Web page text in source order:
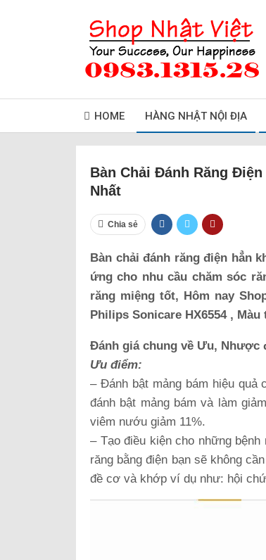
HOME HÀNG NHẬT NỘI ĐỊA
Bàn Chải Đánh Răng
Nhất
Chia sẻ
Bàn chải đánh răng điện hẳn
ứng cho nhu cầu chăm sóc
răng miệng tốt, Hôm nay
Philips Sonicare HX6554 ,
Đánh giá chung về Ưu, Nhược
Ưu điểm:
– Đánh bật mảng bám hiệu quả
đánh bật mảng bám và làm
viêm nướu giảm 11%.
– Tạo điều kiện cho những
răng bằng điện bạn sẽ không
đề cơ và khớp ví dụ như: hội